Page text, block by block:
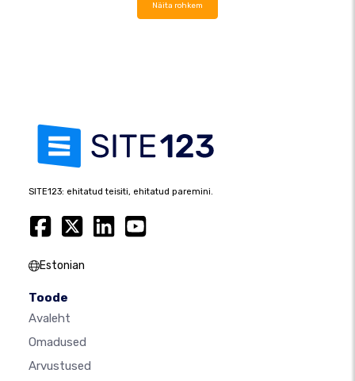
Näita rohkem
SITE123: ehitatud teisiti, ehitatud paremini.
Estonian
Toode
Avaleht
Omadused
Arvustused